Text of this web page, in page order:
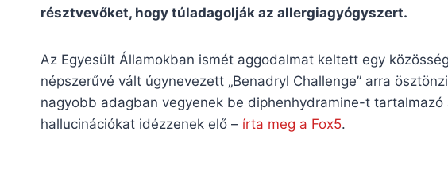
résztvevőket, hogy túladagolják az allergiagyógyszert.
Az Egyesült Államokban ismét aggodalmat keltett egy
népszerűvé vált úgynevezett „Benadryl Challenge” arra
nagyobb adagban vegyenek be diphenhydramine-t
hallucinációkat idézzenek elő – írta meg a Fox5.